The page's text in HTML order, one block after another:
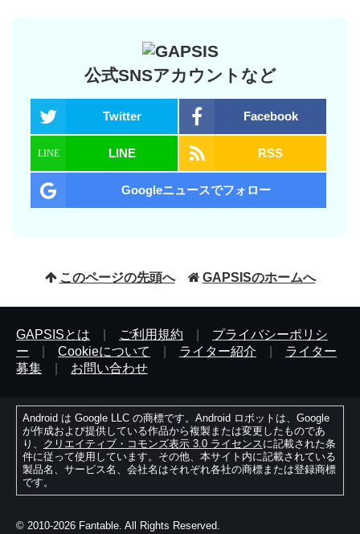
公式SNSアカウントなど
Twitter Facebook
LINE RSS
Googleニュースでフォロー
このページの先頭へ GAPSISのホームへ
GAPSISとは ご利用規約
プライバシーポリシ
ー
Cookieについて ライター紹介
ライター
募集
お問い合わせ
Android は Google LLC の商標です。Android ロボットは、Google
が作成および提供している作品から複製または変更したものであ
り、 クリエイティブ・コモンズ表示 3.0 ライセンスに記載された条
件に従って使用しています。その他、本サイト内に記載されている
製品名、サービス名、会社名はそれぞれ各社の商標または登録商標
です。
© 2010-2026 Fantable. All Rights Reserved.